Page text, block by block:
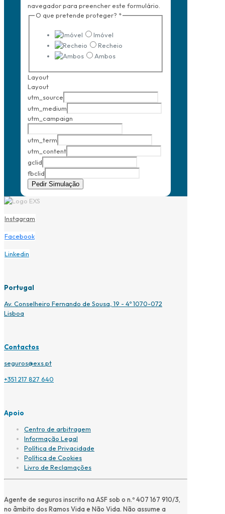
navegador para preencher este formulário.
O que pretende proteger? *
Imóvel
Recheio
Ambos
Layout
Layout
utm_source
utm_medium
utm_campaign
utm_term
utm_content
gclid
fbclid
Pedir Simulação
Instagram
Facebook
Linkedin
Portugal
Av. Conselheiro Fernando de Sousa, 19 - 4º 1070-072
Lisboa
Contactos
seguros@exs.pt
+351 217 827 640
Apoio
Centro de arbitragem
Informação Legal
Política de Privacidade
Política de Cookies
Livro de Reclamações
Agente de seguros inscrito na ASF sob o n.º 407 167 910/3,
no âmbito dos Ramos Vida e Não Vida. Não assume a